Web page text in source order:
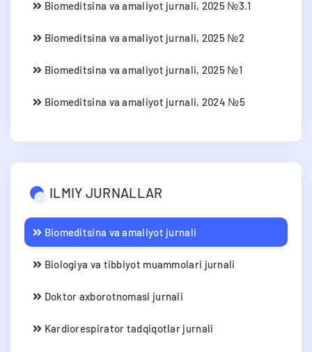
Biomeditsina va amaliyot jurnali, 2025 №3.1
Biomeditsina va amaliyot jurnali, 2025 №2
Biomeditsina va amaliyot jurnali, 2025 №1
Biomeditsina va amaliyot jurnali, 2024 №5
ILMIY JURNALLAR
Biomeditsina va amaliyot jurnali
Biologiya va tibbiyot muammolari jurnali
Doktor axborotnomasi jurnali
Kardiorespirator tadqiqotlar jurnali